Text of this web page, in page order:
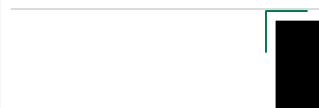
Le soin Minéral 89 Yeux contient 89 %